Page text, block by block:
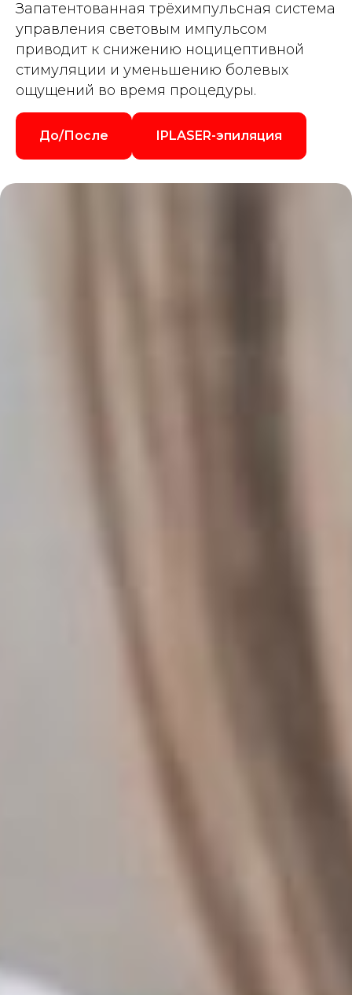
Запатентованная трёхимпульсная система
управления световым импульсом
приводит к снижению ноцицептивной
стимуляции и уменьшению болевых
ощущений во время процедуры.
До/После IPLASER-эпиляция